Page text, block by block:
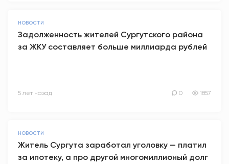
НОВОСТИ
Задолженность жителей Сургутского района
за ЖКУ составляет больше миллиарда рублей
5 лет назад 0 1857
НОВОСТИ
Житель Сургута заработал уголовку — платил
за ипотеку, а про другой многомиллионый долг